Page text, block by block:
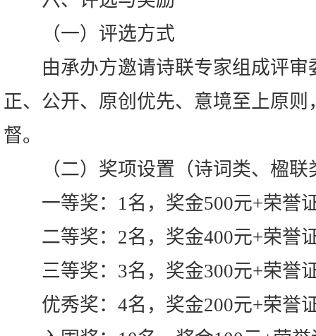
（一）评选方式
由承办方邀请诗联专家组成评审
正、公开、原创优先、意境至上原
督。
（二）奖项设置（诗词类、楹联
一等奖：1名，奖金500元+荣誉
二等奖：2名，奖金400元+荣誉
三等奖：3名，奖金300元+荣誉
优秀奖：4名，奖金200元+荣誉